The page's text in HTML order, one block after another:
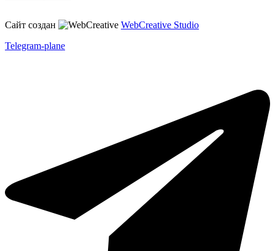
Сайт создан
WebCreative Studio
Telegram-plane